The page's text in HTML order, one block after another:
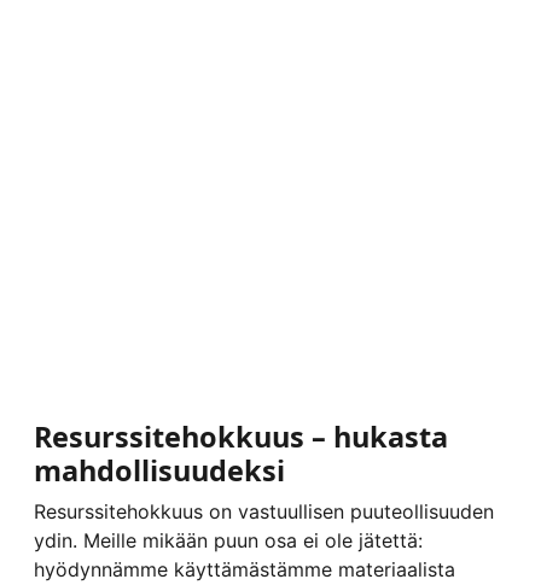
Resurssitehokkuus – hukasta
mahdollisuudeksi
Resurssitehokkuus on vastuullisen puuteollisuuden
ydin. Meille mikään puun osa ei ole jätettä:
hyödynnämme käyttämästämme materiaalista